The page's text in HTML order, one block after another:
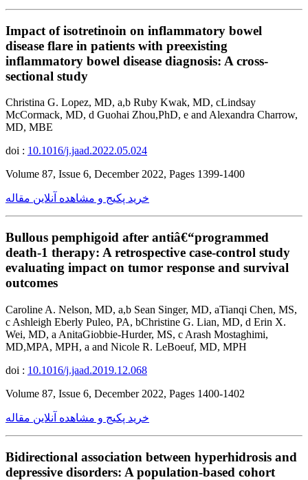
Impact of isotretinoin on inflammatory bowel
disease flare in patients with preexisting
inflammatory bowel disease diagnosis: A cross-
sectional study
Christina G. Lopez, MD, a,b Ruby Kwak, MD, cLindsay
McCormack, MD, d Guohai Zhou,PhD, e and Alexandra Charrow,
MD, MBE
doi : 10.1016/j.jaad.2022.05.024
Volume 87, Issue 6, December 2022, Pages 1399-1400
خرید پکیج و مشاهده آنلاین مقاله
Bullous pemphigoid after antiâ€“programmed
death-1 therapy: A retrospective case-control study
evaluating impact on tumor response and survival
outcomes
Caroline A. Nelson, MD, a,b Sean Singer, MD, aTianqi Chen, MS,
c Ashleigh Eberly Puleo, PA, bChristine G. Lian, MD, d Erin X.
Wei, MD, a AnitaGiobbie-Hurder, MS, c Arash Mostaghimi,
MD,MPA, MPH, a and Nicole R. LeBoeuf, MD, MPH
doi : 10.1016/j.jaad.2019.12.068
Volume 87, Issue 6, December 2022, Pages 1400-1402
خرید پکیج و مشاهده آنلاین مقاله
Bidirectional association between hyperhidrosis and
depressive disorders: A population-based cohort